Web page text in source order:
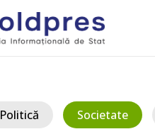
Politică Societate